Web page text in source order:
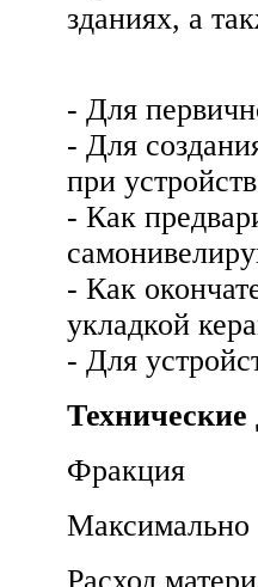
зданиях, а
- Для
- Для
при
- Как
- Как
укладкой
- Для
Фракция